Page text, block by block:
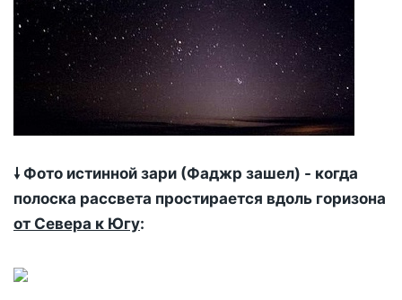
🠗 Фото истинной зари (Фаджр зашел) - когда
полоска рассвета простирается вдоль горизона
от Севера к Югу: